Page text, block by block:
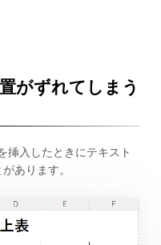
がずれてしまう
挿入したときにテキスト
あります。